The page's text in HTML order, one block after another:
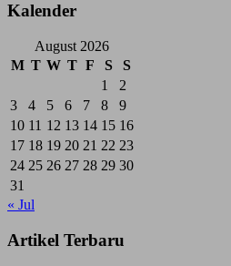
Kalender
August 2026
M T W T F S
S
1
2
3
4 5 6 7 8
9
10 11 12 13 14 15 16
17 18 19 20 21 22 23
24 25 26 27 28 29 30
31
« Jul
Artikel Terbaru